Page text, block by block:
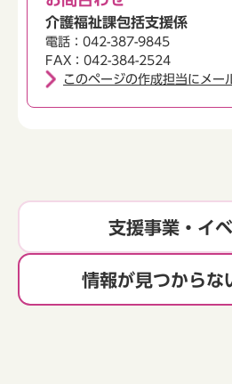
介護福祉課包括支援係
電話：042-387-9845
FAX：042-384-2524
このページの作成担当にメー
支援事業・イ
情報が見つからな